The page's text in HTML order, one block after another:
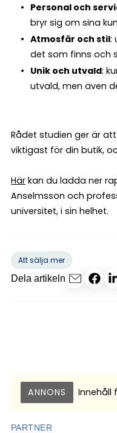
Personal och
bryr sig om sina
Atmosfär och stil:
det som finns och
Unik och utvald:
utvald, men även
Rådet studien ger är
viktigast för din butik,
Här kan du ladda ner
Anselmsson och
universitet, i sin helhet.
Att sälja mer
Dela artikeln
ANNONS Innehåll
PARTNER